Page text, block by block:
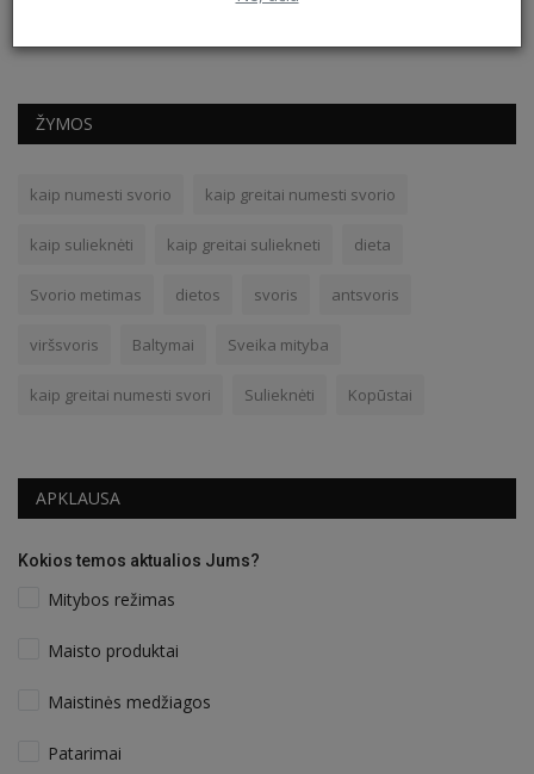
ŽYMOS
kaip numesti svorio kaip greitai numesti svorio
kaip sulieknėti kaip greitai suliekneti dieta
Svorio metimas dietos svoris antsvoris
viršsvoris Baltymai Sveika mityba
kaip greitai numesti svori Sulieknėti Kopūstai
APKLAUSA
Kokios temos aktualios Jums?
Mitybos režimas
Maisto produktai
Maistinės medžiagos
Patarimai